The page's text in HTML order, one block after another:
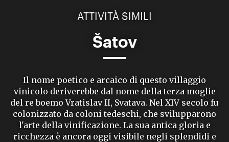
ATTIVITÀ SIMILI
Šatov
Il nome poetico e arcaico di questo villaggio
vinicolo deriverebbe dal nome della terza moglie
del re boemo Vratislav II, Svatava. Nel XIV secolo fu
colonizzato da coloni tedeschi, che svilupparono
l'arte della vinificazione. La sua antica gloria e
ricchezza è ancora oggi visibile negli splendidi e